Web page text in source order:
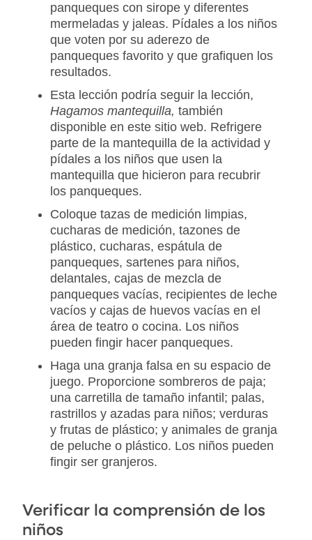
panqueques con sirope y diferentes
mermeladas y jaleas. Pídales a los niños
que voten por su aderezo de
panqueques favorito y que grafiquen los
resultados.
Esta lección podría seguir la lección,
Hagamos mantequilla, también
disponible en este sitio web. Refrigere
parte de la mantequilla de la actividad y
pídales a los niños que usen la
mantequilla que hicieron para recubrir
los panqueques.
Coloque tazas de medición limpias,
cucharas de medición, tazones de
plástico, cucharas, espátula de
panqueques, sartenes para niños,
delantales, cajas de mezcla de
panqueques vacías, recipientes de leche
vacíos y cajas de huevos vacías en el
área de teatro o cocina. Los niños
pueden fingir hacer panqueques.
Haga una granja falsa en su espacio de
juego. Proporcione sombreros de paja;
una carretilla de tamaño infantil; palas,
rastrillos y azadas para niños; verduras
y frutas de plástico; y animales de granja
de peluche o plástico. Los niños pueden
fingir ser granjeros.
Verificar la comprensión de los
niños